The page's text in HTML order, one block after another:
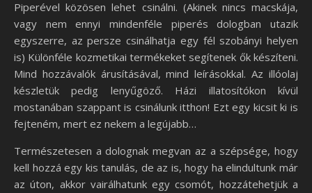
Piperével közösen lehet csinálni. (Akinek nincs macskája,
vagy nem ennyi mindenféle piperés dologban utazik
egyszerre, az persze csinálhatja egy fél szobányi helyen
is) Különféle kozmetikai termékeket segítenek ők készíteni.
Mind hozzávalók árusításával, mind leírásokkal. Az illóolaj
készletük pedig lenyűgöző. Házi illatosítókon kívül
mostanában szappant is csinálunk itthon! Ezt egy kicsit ki is
fejteném, mert ez nekem a legújabb…
Természetesen a dolognak megvan az a szépsége, hogy
kell hozzá egy kis tanulás, de az is, hogy ha elindultunk már
az úton, akkor vairálhatunk egy csomót, hozzátehetjük a